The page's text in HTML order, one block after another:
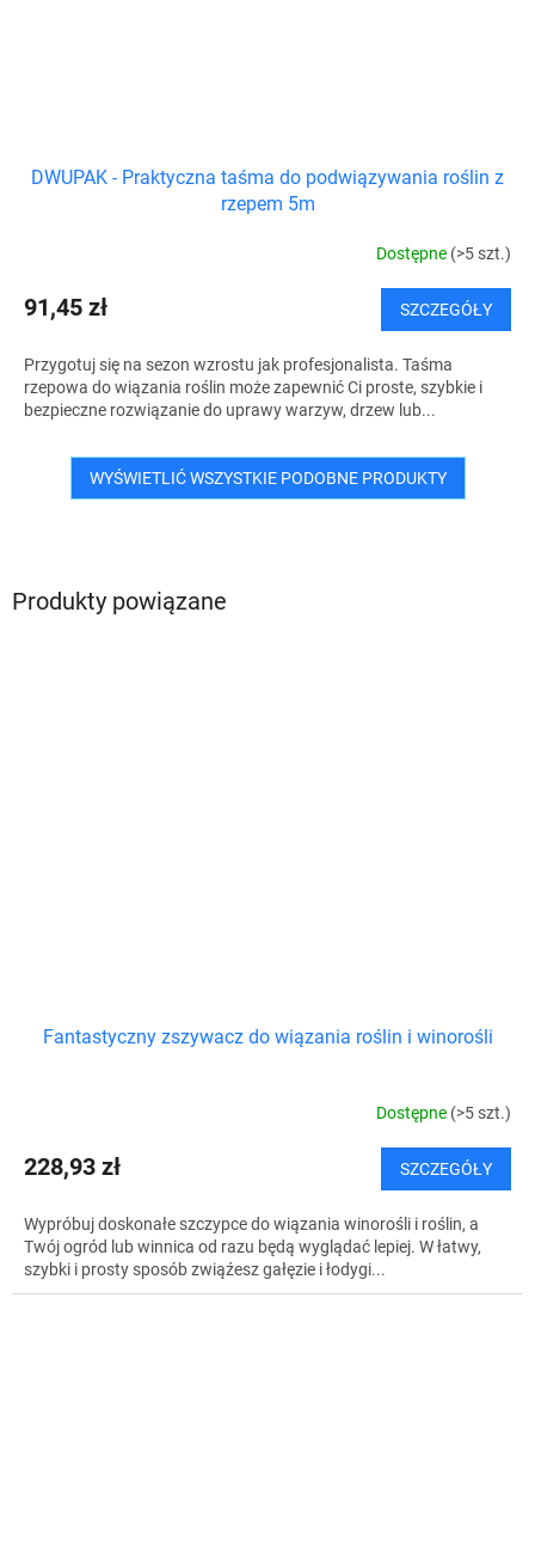
Produkty powiązane
Fantastyczny zszywacz do wiązania roślin i winorośli
Dostępne (>5 szt.)
228,93 zł SZCZEGÓŁY
Wypróbuj doskonałe szczypce do wiązania winorośli i roślin, a
Twój ogród lub winnica od razu będą wyglądać lepiej. W łatwy,
szybki i prosty sposób zwiąźesz gałęzie i łodygi...
DWUPAK - Praktyczna taśma do podwiązywania roślin z
rzepem 5m
Dostępne (>5 szt.)
91,45 zł SZCZEGÓŁY
Przygotuj się na sezon wzrostu jak profesjonalista. Taśma
rzepowa do wiązania roślin może zapewnić Ci proste, szybkie i
bezpieczne rozwiązanie do uprawy warzyw, drzew lub...
WYŚWIETLIĆ WSZYSTKIE PODOBNE PRODUKTY